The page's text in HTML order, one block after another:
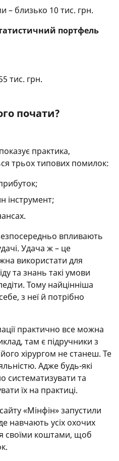
– близько 10 тис. грн.
портфель
тис. грн.
почати?
практика,
трьох типових помилок:
інструмент;
впливають
Удача ж – це
використати для
та знань такі умови
Тому найцінніша
з неї й потрібно
практично все можна
там є підручники з
хірургом не станеш. Те
Адже будь-які
систематизувати та
їх на практиці.
«Мінфін» запустили
навчають усіх охочих
своїми коштами, щоб